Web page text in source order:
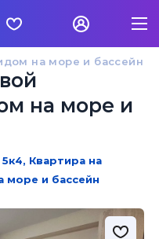
на море и бассейн
на море и
Квартира на
море и бассейн